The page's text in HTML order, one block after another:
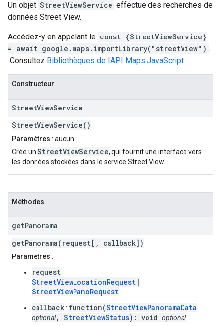
Un objet StreetViewService effectue des recherches de
données Street View.
Accédez-y en appelant le const {StreetViewService}
= await google.maps.importLibrary("streetView") .
Consultez Bibliothèques de l'API Maps JavaScript.
Constructeur
StreetViewService
StreetViewService()
Paramètres : aucun
Crée un StreetViewService, qui fournit une interface vers
les données stockées dans le service Street View.
Méthodes
getPanorama
getPanorama(request[, callback])
Paramètres :
request:
StreetViewLocationRequest |
StreetViewPanoRequest
callback: function(StreetViewPanoramaData
optional, StreetViewStatus): void optional